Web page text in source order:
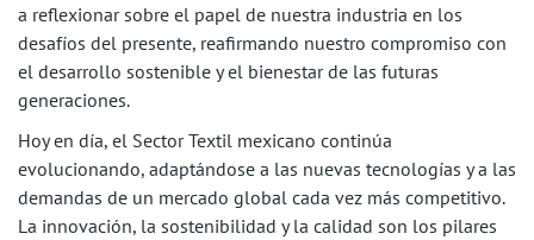
a reflexionar sobre el papel de nuestra industria en los
desafíos del presente, reafirmando nuestro compromiso con
el desarrollo sostenible y el bienestar de las futuras
generaciones.
Hoy en día, el Sector Textil mexicano continúa
evolucionando, adaptándose a las nuevas tecnologías y a las
demandas de un mercado global cada vez más competitivo.
La innovación, la sostenibilidad y la calidad son los pilares